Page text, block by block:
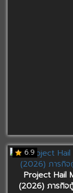
6.9
Project Hail
(2026) ภารกิจกู้